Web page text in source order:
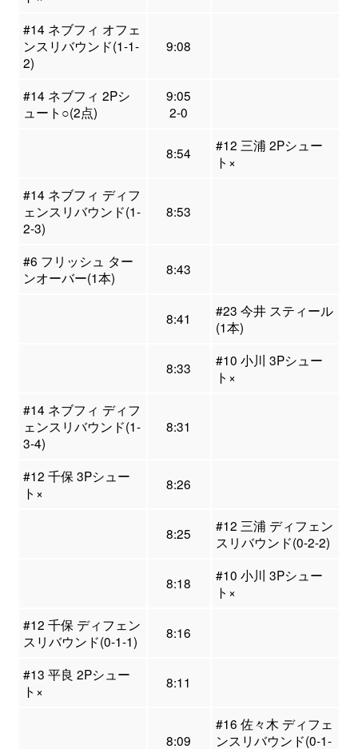
#14 ネブフィ オフェ
ンスリバウンド(1-1-
2)
9:08
#14 ネブフィ 2Pシ
ュート○(2点)
9:05
2-0
8:54
#12 三浦 2Pシュー
ト×
#14 ネブフィ ディフ
ェンスリバウンド(1-
2-3)
8:53
#6 フリッシュ ター
ンオーバー(1本)
8:43
8:41
#23 今井 スティール
(1本)
8:33
#10 小川 3Pシュー
ト×
#14 ネブフィ ディフ
ェンスリバウンド(1-
3-4)
8:31
#12 千保 3Pシュー
ト×
8:26
8:25
#12 三浦 ディフェン
スリバウンド(0-2-2)
8:18
#10 小川 3Pシュー
ト×
#12 千保 ディフェン
スリバウンド(0-1-1)
8:16
#13 平良 2Pシュー
ト×
8:11
8:09
#16 佐々木 ディフェ
ンスリバウンド(0-1-